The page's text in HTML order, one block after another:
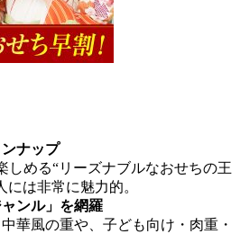
ナップ
しめる“リーズナブルなおせちの王
は非常に魅力的。
ンル」を網羅
華風の重や、子ども向け・肉重・